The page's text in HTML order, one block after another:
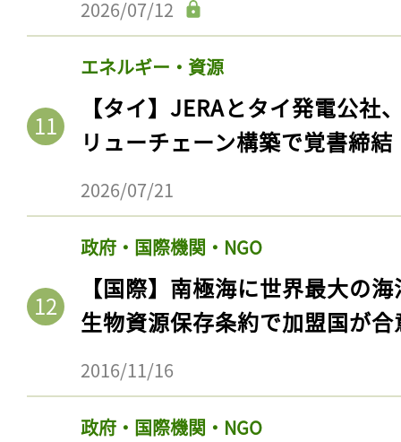
2026/07/12
エネルギー・資源
【タイ】JERAとタイ発電公社
リューチェーン構築で覚書締結
2026/07/21
政府・国際機関・NGO
【国際】南極海に世界最大の
生物資源保存条約で加盟国が合
2016/11/16
政府・国際機関・NGO
記事をお気に入りに
ログイン
会員登録